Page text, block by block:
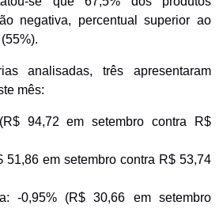
negativa, percentual superior ao
analisadas, três apresentaram
mês:
94,72 em setembro contra R$
51,86 em setembro contra R$ 53,74
-0,95% (R$ 30,66 em setembro